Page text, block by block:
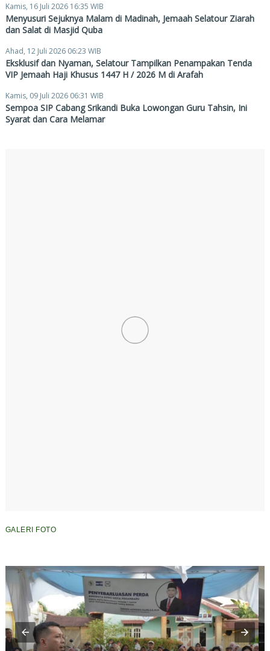
Kamis, 16 Juli 2026 16:35 WIB
Menyusuri Sejuknya Malam di Madinah, Jemaah Selatour Ziarah
dan Salat di Masjid Quba
Ahad, 12 Juli 2026 06:23 WIB
Eksklusif dan Nyaman, Selatour Tampilkan Penampakan Tenda
VIP Jemaah Haji Khusus 1447 H / 2026 M di Arafah
Kamis, 09 Juli 2026 06:31 WIB
Sempoa SIP Cabang Srikandi Buka Lowongan Guru Tahsin, Ini
Syarat dan Cara Melamar
GALERI FOTO